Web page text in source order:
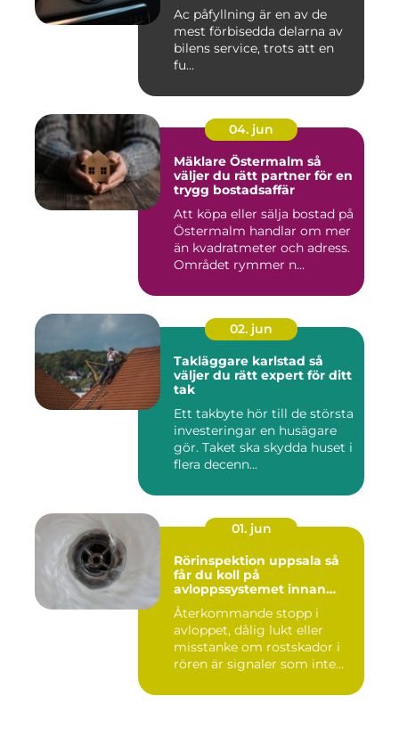
Ac påfyllning är en av de
mest förbisedda delarna av
bilens service, trots att en
fu...
04. jun
Mäklare Östermalm så
väljer du rätt partner för en
trygg bostadsaffär
Att köpa eller sälja bostad på
Östermalm handlar om mer
än kvadratmeter och adress.
Området rymmer n...
02. jun
Takläggare karlstad så
väljer du rätt expert för ditt
tak
Ett takbyte hör till de största
investeringar en husägare
gör. Taket ska skydda huset i
flera decenn...
01. jun
Rörinspektion uppsala så
får du koll på
avloppssystemet innan
problemen växer
Återkommande stopp i
avloppet, dålig lukt eller
misstanke om rostskador i
rören är signaler som inte...